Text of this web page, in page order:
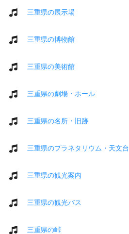
三重県の展示場
三重県の博物館
三重県の美術館
三重県の劇場・ホール
三重県の名所・旧跡
三重県のプラネタリウム・天文台
三重県の観光案内
三重県の観光バス
三重県の峠